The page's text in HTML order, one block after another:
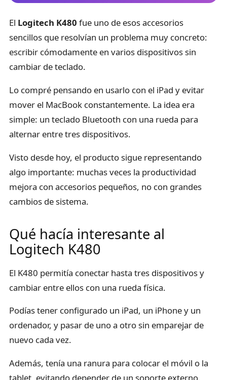
El Logitech K480 fue uno de esos accesorios
sencillos que resolvían un problema muy concreto:
escribir cómodamente en varios dispositivos sin
cambiar de teclado.
Lo compré pensando en usarlo con el iPad y evitar
mover el MacBook constantemente. La idea era
simple: un teclado Bluetooth con una rueda para
alternar entre tres dispositivos.
Visto desde hoy, el producto sigue representando
algo importante: muchas veces la productividad
mejora con accesorios pequeños, no con grandes
cambios de sistema.
Qué hacía interesante al
Logitech K480
El K480 permitía conectar hasta tres dispositivos y
cambiar entre ellos con una rueda física.
Podías tener configurado un iPad, un iPhone y un
ordenador, y pasar de uno a otro sin emparejar de
nuevo cada vez.
Además, tenía una ranura para colocar el móvil o la